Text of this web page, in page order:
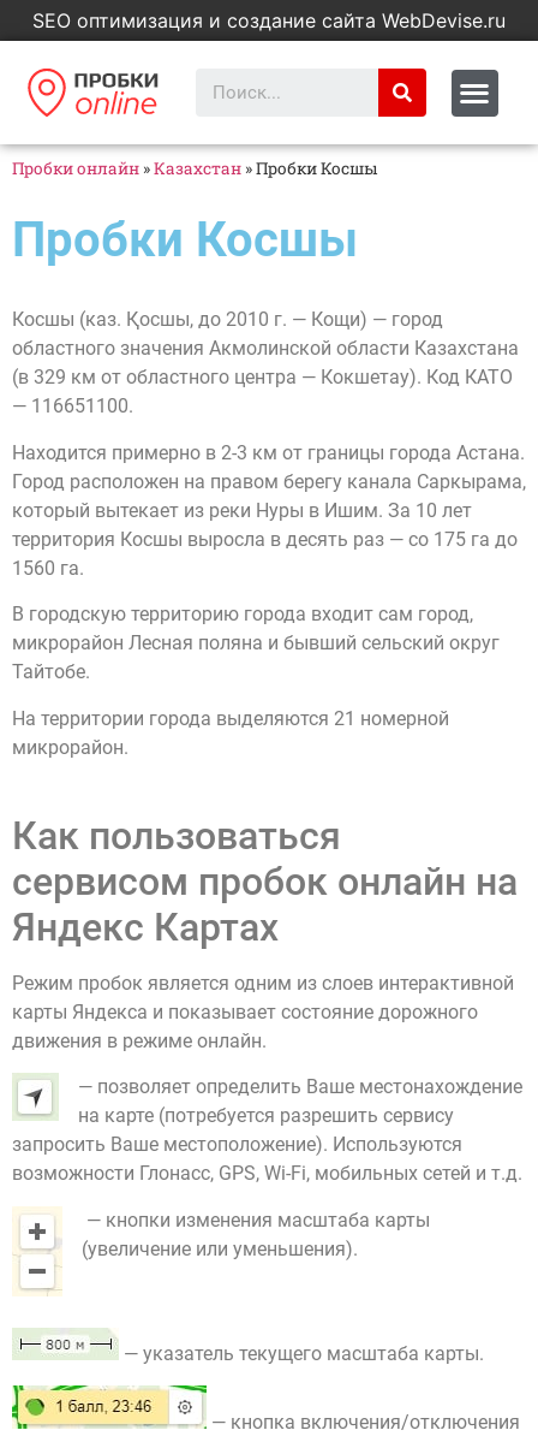
SEO оптимизация и создание сайта WebDevise.ru
Пробки онлайн »Казахстан »Пробки Косшы
Пробки Косшы
Косшы (каз. Қосшы, до 2010 г. — Кощи) — город
областного значения Акмолинской области Казахстана
(в 329 км от областного центра — Кокшетау). Код КАТО
— 116651100.
Находится примерно в 2-3 км от границы города Астана.
Город расположен на правом берегу канала Саркырама,
который вытекает из реки Нуры в Ишим. За 10 лет
территория Косшы выросла в десять раз — со 175 га до
1560 га.
В городскую территорию города входит сам город,
микрорайон Лесная поляна и бывший сельский округ
Тайтобе.
На территории города выделяются 21 номерной
микрорайон.
Как пользоваться
сервисом пробок онлайн на
Яндекс Картах
Режим пробок является одним из слоев интерактивной
карты Яндекса и показывает состояние дорожного
движения в режиме онлайн.
— позволяет определить Ваше местонахождение
на карте (потребуется разрешить сервису
запросить Ваше местоположение). Используются
возможности Глонасс, GPS, Wi-Fi, мобильных сетей и т.д.
— кнопки изменения масштаба карты
(увеличение или уменьшения).
— указатель текущего масштаба карты.
— кнопка включения/отключения